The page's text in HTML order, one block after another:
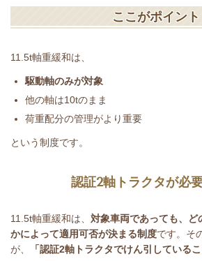
ここがポイント
11.5t軸重緩和は、
駆動軸のみが対象
他の軸は10tのまま
荷重配分の管理がより重要
という制度です。
認証2軸トラクタが必
11.5t軸重緩和は、 対象車両であっても、ど
かによって適用可否が決まる制度です。そ
が、
「認証2軸トラクタでけん引しているこ